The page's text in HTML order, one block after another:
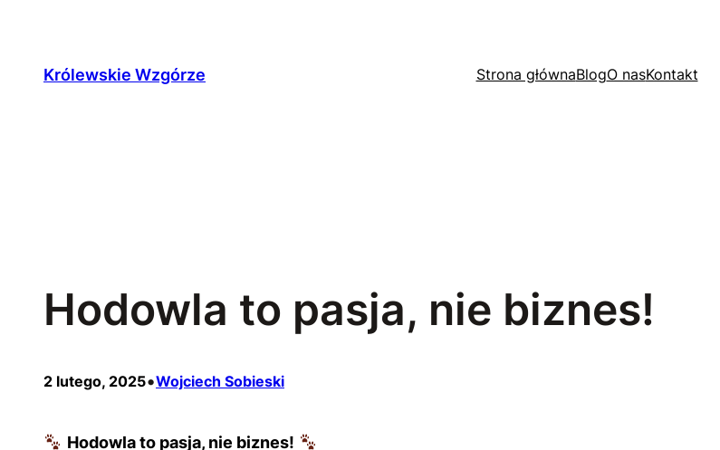
treściKrólewskie Wzgórze Strona głównaBlogO nasKontakt
Hodowla to pasja, nie biznes!
2 lutego, 2025•Wojciech Sobieski
Hodowla to pasja, nie biznes!